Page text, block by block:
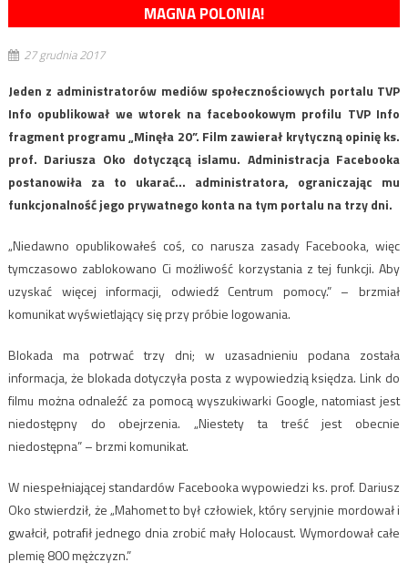
MAGNA POLONIA!
27 grudnia 2017
Jeden z administratorów mediów społecznościowych portalu TVP
Info opublikował we wtorek na facebookowym profilu TVP Info
fragment programu „Minęła 20”. Film zawierał krytyczną opinię ks.
prof. Dariusza Oko dotyczącą islamu. Administracja Facebooka
postanowiła za to ukarać… administratora, ograniczając mu
funkcjonalność jego prywatnego konta na tym portalu na trzy dni.
„Niedawno opublikowałeś coś, co narusza zasady Facebooka, więc
tymczasowo zablokowano Ci możliwość korzystania z tej funkcji. Aby
uzyskać więcej informacji, odwiedź Centrum pomocy.” – brzmiał
komunikat wyświetlający się przy próbie logowania.
Blokada ma potrwać trzy dni; w uzasadnieniu podana została
informacja, że blokada dotyczyła posta z wypowiedzią księdza. Link do
filmu można odnaleźć za pomocą wyszukiwarki Google, natomiast jest
niedostępny do obejrzenia. „Niestety ta treść jest obecnie
niedostępna” – brzmi komunikat.
W niespełniającej standardów Facebooka wypowiedzi ks. prof. Dariusz
Oko stwierdził, że „Mahomet to był człowiek, który seryjnie mordował i
gwałcił, potrafił jednego dnia zrobić mały Holocaust. Wymordował całe
plemię 800 mężczyzn.”